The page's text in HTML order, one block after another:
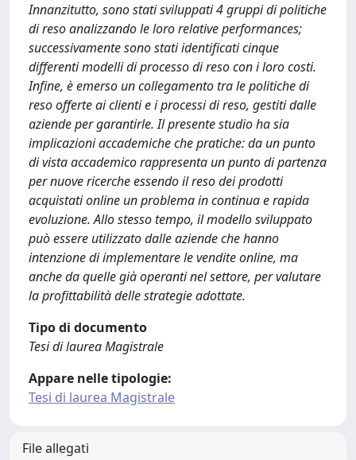
Innanzitutto, sono stati sviluppati 4 gruppi di politiche
di reso analizzando le loro relative performances;
successivamente sono stati identificati cinque
differenti modelli di processo di reso con i loro costi.
Infine, è emerso un collegamento tra le politiche di
reso offerte ai clienti e i processi di reso, gestiti dalle
aziende per garantirle. Il presente studio ha sia
implicazioni accademiche che pratiche: da un punto
di vista accademico rappresenta un punto di partenza
per nuove ricerche essendo il reso dei prodotti
acquistati online un problema in continua e rapida
evoluzione. Allo stesso tempo, il modello sviluppato
può essere utilizzato dalle aziende che hanno
intenzione di implementare le vendite online, ma
anche da quelle già operanti nel settore, per valutare
la profittabilità delle strategie adottate.
Tipo di documento
Tesi di laurea Magistrale
Appare nelle tipologie:
Tesi di laurea Magistrale
File allegati